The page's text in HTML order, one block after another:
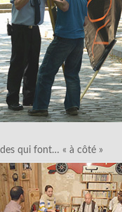
des qui font… « à côté »